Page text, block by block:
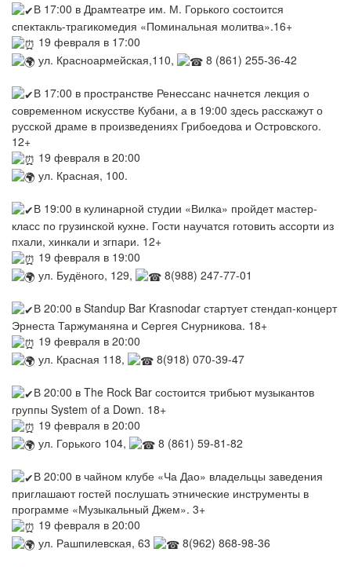
В 17:00 в Драмтеатре им. М. Горького состоится
спектакль-трагикомедия «Поминальная молитва».16+
19 февраля в 17:00
ул. Красноармейская,110,
8 (861) 255-36-42
В 17:00 в пространстве Ренессанс начнется лекция о
современном искусстве Кубани, а в 19:00 здесь расскажут о
русской драме в произведениях Грибоедова и Островского.
12+
19 февраля в 20:00
ул. Красная, 100.
В 19:00 в кулинарной студии «Вилка» пройдет мастер-
класс по грузинской кухне. Гости научатся готовить ассорти из
пхали, хинкали и згпари. 12+
19 февраля в 19:00
ул. Будёного, 129,
8(988) 247-77-01
В 20:00 в Standup Bar Krasnodar стартует стендап-концерт
Эрнеста Таржуманяна и Сергея Снурникова. 18+
19 февраля в 20:00
ул. Красная 118,
8(918) 070-39-47
В 20:00 в The Rock Bar состоится трибьют музыкантов
группы System of a Down. 18+
19 февраля в 20:00
ул. Горького 104,
8 (861) 59-81-82
В 20:00 в чайном клубе «Ча Дао» владельцы заведения
приглашают гостей послушать этнические инструменты в
программе «Музыкальный Джем». 3+
19 февраля в 20:00
ул. Рашпилевская, 63
8(962) 868-98-36